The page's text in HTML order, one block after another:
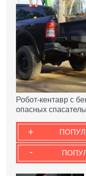
Робот-кентавр с
опасных
+
-